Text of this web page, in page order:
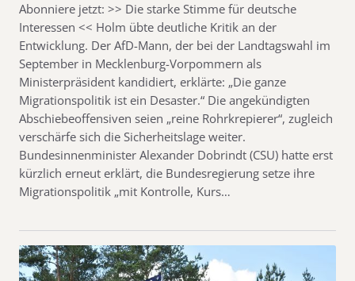
Abonniere jetzt: >> Die starke Stimme für deutsche
Interessen << Holm übte deutliche Kritik an der
Entwicklung. Der AfD-Mann, der bei der Landtagswahl im
September in Mecklenburg-Vorpommern als
Ministerpräsident kandidiert, erklärte: „Die ganze
Migrationspolitik ist ein Desaster.“ Die angekündigten
Abschiebeoffensiven seien „reine Rohrkrepierer“, zugleich
verschärfe sich die Sicherheitslage weiter.
Bundesinnenminister Alexander Dobrindt (CSU) hatte erst
kürzlich erneut erklärt, die Bundesregierung setze ihre
Migrationspolitik „mit Kontrolle, Kurs…